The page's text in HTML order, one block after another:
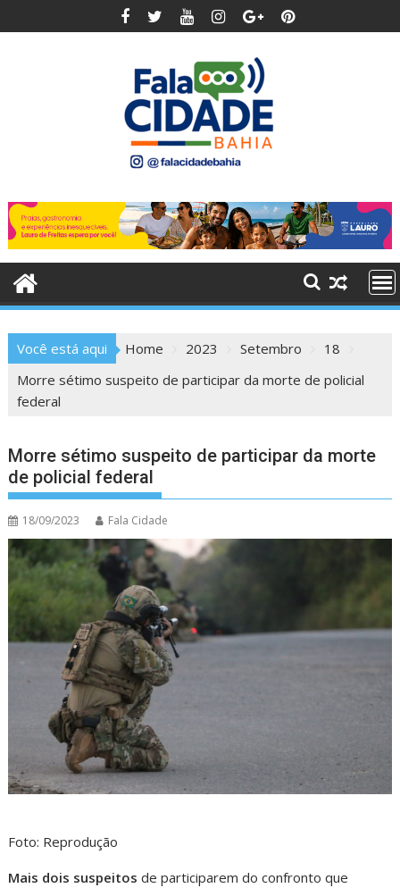
to
Você está aqui Home 2023 Setembro
18
Morre sétimo suspeito de participar da morte de policial
federal
Morre sétimo suspeito de participar da morte
de policial federal
18/09/2023 Fala Cidade
Foto: Reprodução
Mais dois suspeitos de participarem do confronto que